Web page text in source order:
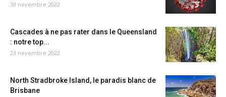
30 novembre 2022
Cascades à ne pas rater dans le Queensland
: notre top...
23 novembre 2022
North Stradbroke Island, le paradis blanc de
Brisbane